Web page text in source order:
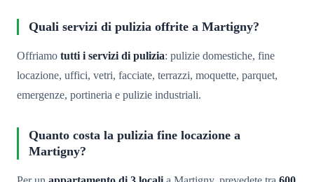
Quali servizi di pulizia offrite a Martigny?
Offriamo tutti i servizi di pulizia: pulizie domestiche, fine
locazione, uffici, vetri, facciate, terrazzi, moquette, parquet,
emergenze, portineria e pulizie industriali.
Quanto costa la pulizia fine locazione a
Martigny?